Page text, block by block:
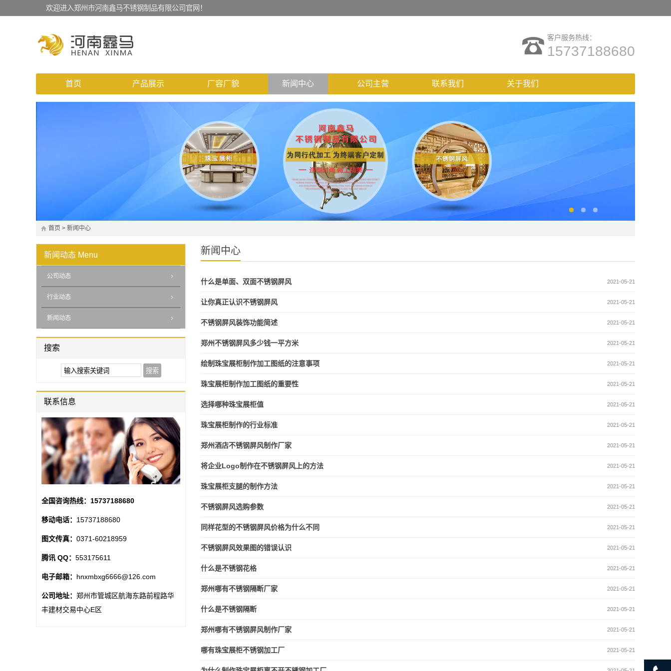
欢迎进入郑州市河南鑫马不锈钢制品有限公司官网！
客户服务热线：
15737188680
首页 产品展示 厂容厂貌 新闻中心 公司主营 联系我们 关于我们
首页 > 新闻中心
新闻中心
2021-05-21
什么是单面、双面不锈钢屏风
2021-05-21
让你真正认识不锈钢屏风
2021-05-21
不锈钢屏风装饰功能简述
2021-05-21
郑州不锈钢屏风多少钱一平方米
2021-05-21
绘制珠宝展柜制作加工图纸的注意事项
2021-05-21
珠宝展柜制作加工图纸的重要性
2021-05-21
选择哪种珠宝展柜值
2021-05-21
珠宝展柜制作的行业标准
2021-05-21
郑州酒店不锈钢屏风制作厂家
2021-05-21
将企业Logo制作在不锈钢屏风上的方法
2021-05-21
珠宝展柜支腿的制作方法
2021-05-21
不锈钢屏风选购参数
2021-05-21
同样花型的不锈钢屏风价格为什么不同
2021-05-21
不锈钢屏风效果图的错误认识
2021-05-21
什么是不锈钢花格
2021-05-21
郑州哪有不锈钢隔断厂家
2021-05-21
什么是不锈钢隔断
2021-05-21
郑州哪有不锈钢屏风制作厂家
2021-05-21
哪有珠宝展柜不锈钢加工厂
新闻动态 Menu
公司动态
行业动态
新闻动态
搜索
联系信息
全国咨询热线： 15737188680
移动电话： 15737188680
图文传真： 0371-60218959
腾讯 QQ： 553175611
电子邮箱： hnxmbxg6666@126.com
公司地址： 郑州市管城区航海东路前程路华
丰建材交易中心E区